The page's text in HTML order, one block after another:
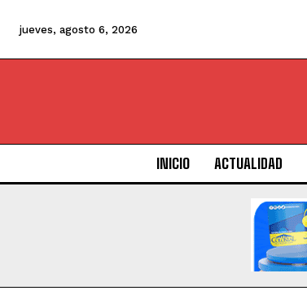
jueves, agosto 6, 2026
INICIO ACTUALIDAD